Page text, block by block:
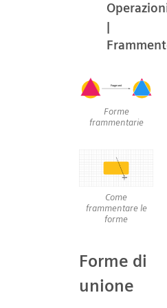
|
Forme
frammentarie
Come
frammentare le
forme
Forme di
unione